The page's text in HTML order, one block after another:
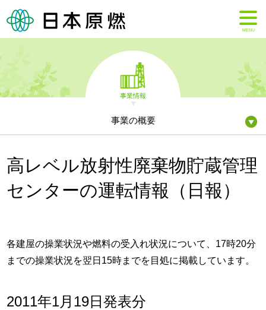
MENU
事業情報
事業の概要
高レベル放射性廃棄物貯蔵管理
センターの運転情報（日報）
各建屋の操業状況や燃料の受入れ状況について、17時20分
までの操業状況を翌日15時までを目処に掲載しています。
2011年1月19日発表分